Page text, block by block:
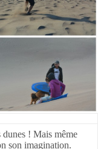
dunes ! Mais même
son imagination.